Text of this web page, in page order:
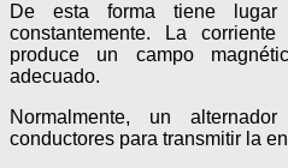
De esta forma tiene
constantemente. La
produce un campo
adecuado.
Normalmente, un
conductores para transmitir la